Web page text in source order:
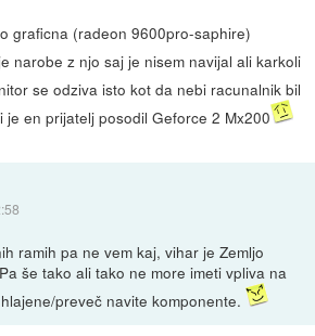
graficna (radeon 9600pro-saphire)
narobe z njo saj je nisem navijal ali karkoli
se odziva isto kot da nebi racunalnik bil
je en prijatelj posodil Geforce 2 Mx200
ramih pa ne vem kaj, vihar je Zemljo
še tako ali tako ne more imeti vpliva na
preveč navite komponente.